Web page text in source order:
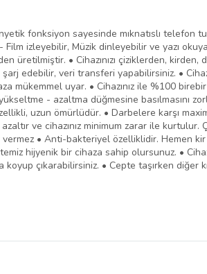
fonksiyon sayesinde mıknatıslı
izleyebilir, Müzik dinleyebilir ve yazı
üretilmiştir. • Cihazınızı çiziklerden,
şarj edebilir, veri transferi yapabilirsiniz. •
mükemmel uyar. • Cihazınız ile %100
- azaltma düğmesine basılmasını
uzun ömürlüdür. • Darbelere karşı
ve cihazınız minimum zarar ile kurtulur.
• Anti-bakteriyel özelliklidir. Hemen kir
hijyenik bir cihaza sahip olursunuz. •
çıkarabilirsiniz. • Cepte taşırken diğer